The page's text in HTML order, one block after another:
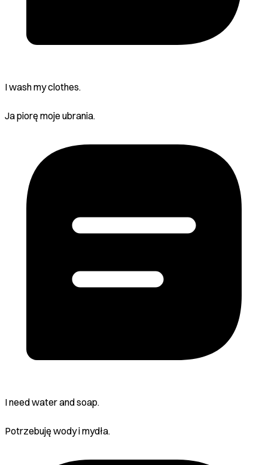
I wash my clothes.
Ja piorę moje ubrania.
I need water and soap.
Potrzebuję wody i mydła.